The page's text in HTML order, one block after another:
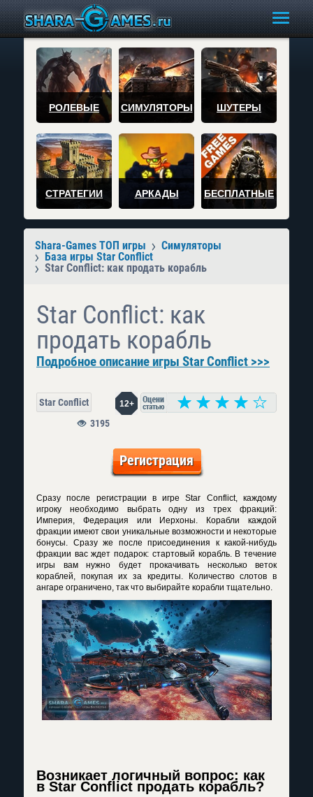
РОЛЕВЫЕ СИМУЛЯТОРЫ ШУТЕРЫ
СТРАТЕГИИ АРКАДЫ БЕСПЛАТНЫЕ
Shara-Games ТОП игры
Симуляторы
База игры Star Conflict
Star Conflict: как продать корабль
Star Conflict: как
продать корабль
Подробное описание игры Star Conflict >>>
Star Conflict 12+
3195
Регистрация
Сразу после регистрации в игре Star Conflict, каждому
игроку необходимо выбрать одну из трех фракций:
Империя, Федерация или Иерхоны. Корабли каждой
фракции имеют свои уникальные возможности и некоторые
бонусы. Сразу же после присоединения к какой-нибудь
фракции вас ждет подарок: стартовый корабль. В течение
игры вам нужно будет прокачивать несколько веток
кораблей, покупая их за кредиты. Количество слотов в
ангаре ограничено, так что выбирайте корабли тщательно.
Возникает логичный вопрос: как
в Star Conflict продать корабль?